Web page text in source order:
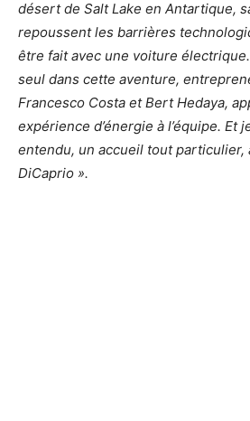
désert de Salt Lake en Antartique,
repoussent les barrières
être fait avec une voiture
seul dans cette aventure,
Francesco Costa et Bert Hedaya,
expérience d’énergie à l’équipe. Et
entendu, un accueil tout particulier,
DiCaprio ».